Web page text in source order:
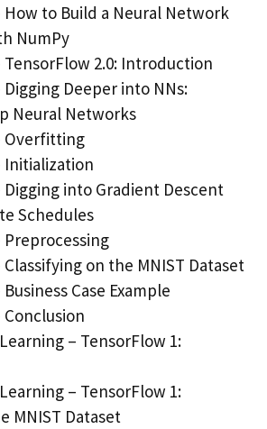
How to Build a Neural Network
NumPy
TensorFlow 2.0: Introduction
Deeper into NNs:
Neural Networks
Overfitting
Initialization
Digging into Gradient Descent
Schedules
Preprocessing
on the MNIST Dataset
Case Example
– TensorFlow 1:
– TensorFlow 1:
MNIST Dataset